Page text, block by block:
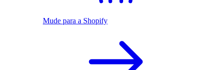
Mude para a Shopify